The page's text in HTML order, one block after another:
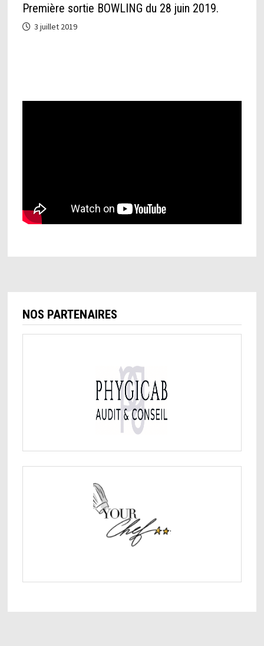
Première sortie BOWLING du 28 juin 2019.
3 juillet 2019
NOS PARTENAIRES